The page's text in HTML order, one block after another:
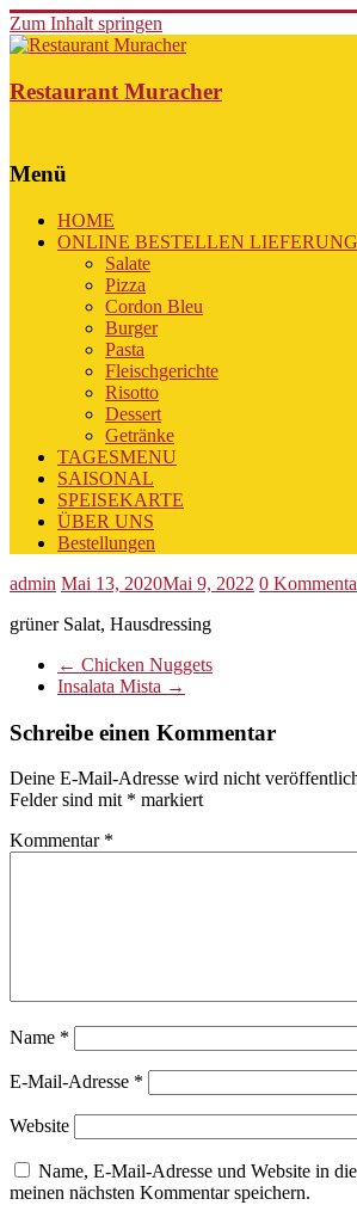
Zum Inhalt springen
Restaurant Muracher
Menü
HOME
ONLINE BESTELLEN
Salate
Pizza
Cordon Bleu
Burger
Pasta
Fleischgerichte
Risotto
Dessert
Getränke
TAGESMENU
SAISONAL
SPEISEKARTE
ÜBER UNS
Bestellungen
admin Mai 13, 2020Mai 9, 2022 0
grüner Salat, Hausdressing
← Chicken Nuggets
Insalata Mista →
Schreibe einen Kommentar
Deine E-Mail-Adresse wird nicht
Felder sind mit * markiert
Kommentar *
Name *
E-Mail-Adresse *
Website
Name, E-Mail-Adresse und Website in
meinen nächsten Kommentar speichern.